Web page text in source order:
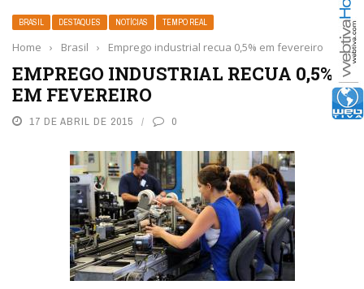
BRASIL DESTAQUES NOTÍCIAS TEMPO REAL
Home › Brasil › Emprego industrial recua 0,5% em fevereiro
EMPREGO INDUSTRIAL RECUA 0,5%
EM FEVEREIRO
17 DE ABRIL DE 2015 0